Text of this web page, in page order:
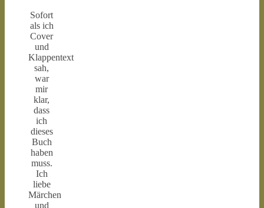
Sofort
als ich
Cover
und
Klappentext
sah,
war
mir
klar,
dass
ich
dieses
Buch
haben
muss.
Ich
liebe
Märchen
und